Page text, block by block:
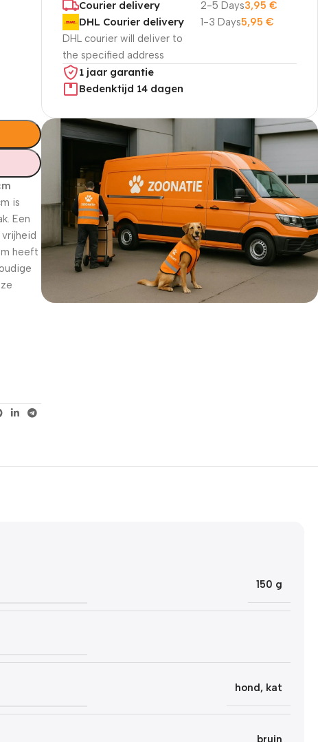
is
Een
heeft
Courier delivery
2-5 Days3,95€
DHL Courier delivery
DHL courier will deliver to
the specified address
1-3 Days5,95€
1 jaar garantie
Bedenktijd 14 dagen
150 g
hond, kat
bruin